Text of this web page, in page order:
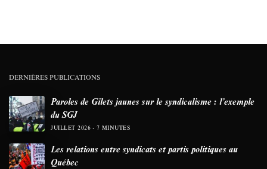
DERNIÈRES PUBLICATIONS
Paroles de Gilets jaunes sur le syndicalisme : l’exemple
du SGJ
JUILLET 2026 7 MINUTES
Les relations entre syndicats et partis politiques au
Québec